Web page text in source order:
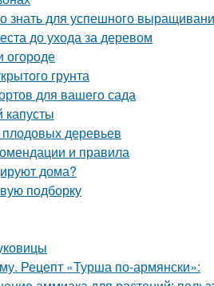
знать для успешного
до ухода за деревом
огороде
грунта
для вашего сада
деревьев
и правила
дома?
подборку
Рецепт «Турша по-армянски»: